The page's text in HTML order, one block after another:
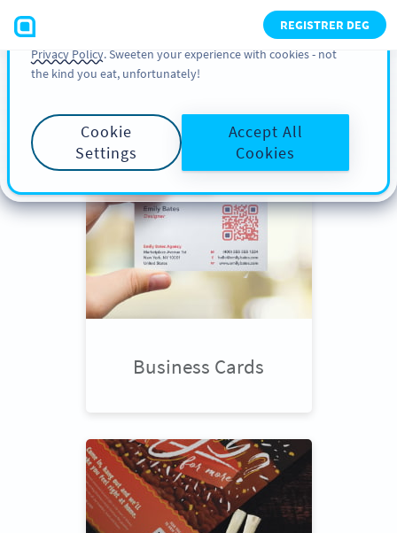
REGISTRER DEG
Scroll down
to see QR Code use
cases
Business Cards
You can also find more information about cookies, our
analytic activities and your rights in our
Cookie Policyand
Privacy Policy. Sweeten your experience with cookies - not
the kind you eat, unfortunately!
Cookie
Settings
Accept All
Cookies